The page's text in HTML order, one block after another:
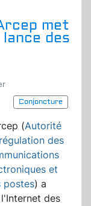
met
des
Conjoncture
(Autorité
des
et
postes) a
des